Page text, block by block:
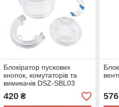
Блокіратор пускових
кнопок, комутаторів та
вимикачів DSZ-SBL03
420₴ 576